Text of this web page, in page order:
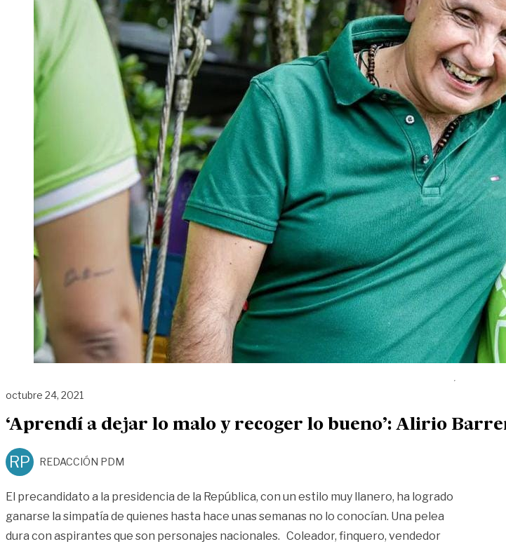
octubre 24, 2021
‘Aprendí a dejar lo malo y recoger lo bueno’: Alirio
RP REDACCIÓN PDM
El precandidato a la presidencia de la República, con un estilo muy llanero, ha logrado
ganarse la simpatía de quienes hasta hace unas semanas no lo conocían. Una pelea
dura con aspirantes que son personajes nacionales. Coleador, finquero, vendedor